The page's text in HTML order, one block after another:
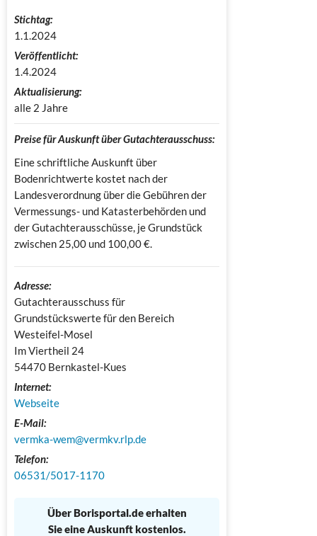
Stichtag:
1.1.2024
Veröffentlicht:
1.4.2024
Aktualisierung:
alle 2 Jahre
Preise für Auskunft über Gutachterausschuss:
Eine schriftliche Auskunft über
Bodenrichtwerte kostet nach der
Landesverordnung über die Gebühren der
Vermessungs- und Katasterbehörden und
der Gutachterausschüsse, je Grundstück
zwischen 25,00 und 100,00 €.
Adresse:
Gutachterausschuss für
Grundstückswerte für den Bereich
Westeifel-Mosel
Im Viertheil 24
54470 Bernkastel-Kues
Internet:
Webseite
E-Mail:
vermka-wem@vermkv.rlp.de
Telefon:
06531/5017-1170
Über Borisportal.de erhalten
Sie eine Auskunft kostenlos.